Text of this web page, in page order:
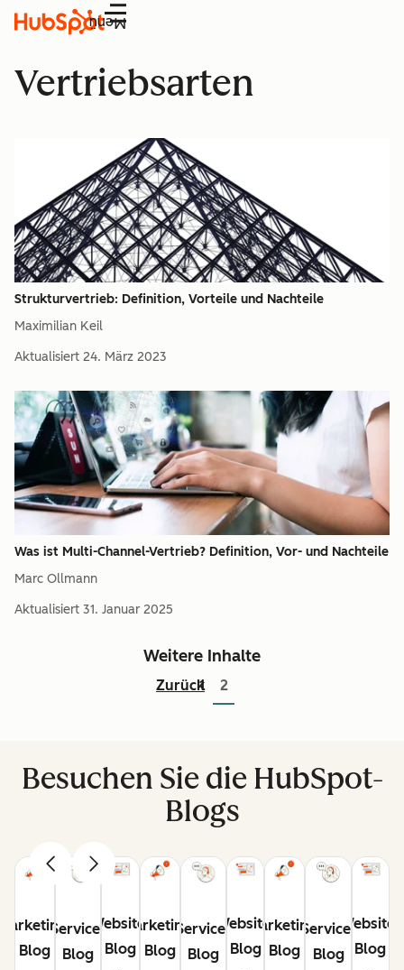
Menü
Vertriebsarten
Strukturvertrieb: Definition, Vorteile und Nachteile
Maximilian Keil
Aktualisiert 24. März 2023
Was ist Multi-Channel-Vertrieb? Definition, Vor- und Nachteile
Marc Ollmann
Aktualisiert 31. Januar 2025
Weitere Inhalte
Zurück
1 2
Besuchen Sie die HubSpot-
Blogs
Blog
Service-
Blog
Website-
Blog
Marketing-
Blog
Service-
Blog
Website-
Blog
Marketing-
Blog
Service-
Blog
Website-
Blog